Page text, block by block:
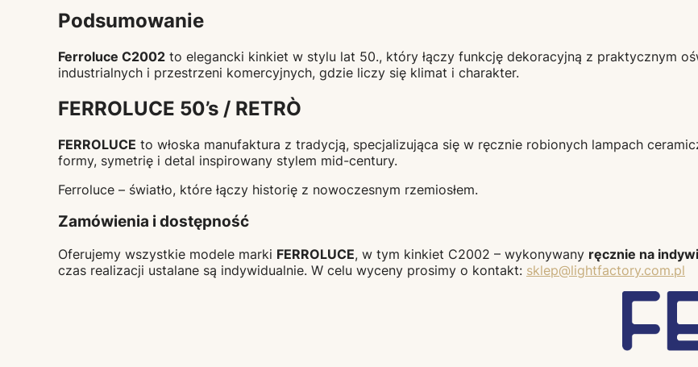
Podsumowanie
Ferroluce C2002 to elegancki kinkiet w stylu lat 50., który łączy funkcję dekoracyjną z praktycznym
industrialnych i przestrzeni komercyjnych, gdzie liczy się klimat i charakter.
FERROLUCE 50’s / RETRÒ
FERROLUCE to włoska manufaktura z tradycją, specjalizująca się w ręcznie robionych lampach
formy, symetrię i detal inspirowany stylem mid-century.
Ferroluce – światło, które łączy historię z nowoczesnym rzemiosłem.
Zamówienia i dostępność
Oferujemy wszystkie modele marki FERROLUCE, w tym kinkiet C2002 – wykonywany ręcznie na
czas realizacji ustalane są indywidualnie. W celu wyceny prosimy o kontakt: sklep@lightfactory.com.pl